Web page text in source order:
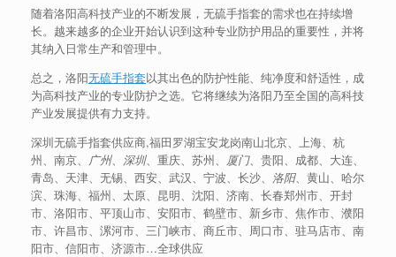
随着洛阳高科技产业的不断发展，无硫手指套的需求也在持续增
长。越来越多的企业开始认识到这种专业防护用品的重要性，并将
其纳入日常生产和管理中。
总之，洛阳无硫手指套以其出色的防护性能、纯净度和舒适性，成
为高科技产业的专业防护之选。它将继续为洛阳乃至全国的高科技
产业发展提供有力支持。
深圳无硫手指套供应商,福田罗湖宝安龙岗南山北京、上海、杭
州、南京、
广州、 深圳、重庆、苏州、 厦门、贵阳、成都、大连、
青岛、天津、无锡、西安、武汉、宁波、长沙、
洛阳、黄山、哈尔
滨、珠海、福州、太原、昆明、沈阳、济南、长春郑州市、开封
市、洛阳市、平顶山市、安阳市、鹤壁市、新乡市、焦作市、濮阳
市、许昌市、漯河市、三门峡市、商丘市、周口市、驻马店市、南
阳市、信阳市、济源市…全球供应